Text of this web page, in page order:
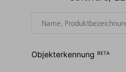
Objekterkennung ᴮᴱᵀᴬ